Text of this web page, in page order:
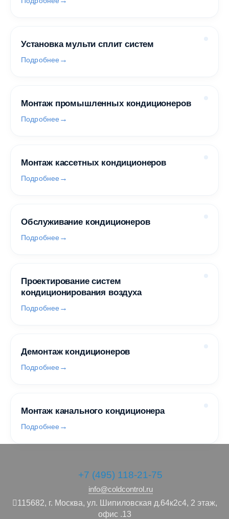
Установка мульти сплит систем
Подробнее
Монтаж промышленных кондиционеров
Подробнее
Монтаж кассетных кондиционеров
Подробнее
Обслуживание кондиционеров
Подробнее
Проектирование систем
кондиционирования воздуха
Подробнее
Демонтаж кондиционеров
Подробнее
Монтаж канального кондиционера
Подробнее
+7 (495) 118-21-75
info@coldcontrol.ru
115682, г. Москва, ул. Шипиловская д.64к2с4, 2 этаж,
офис .13